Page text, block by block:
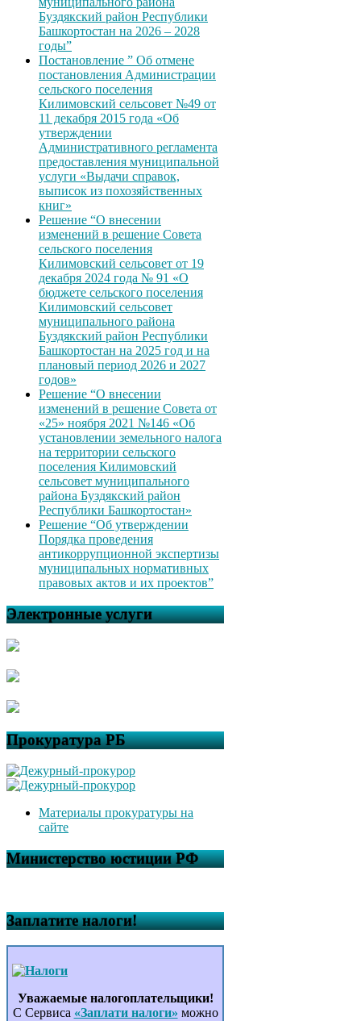
Буздякский район Республики
Башкортостан на 2026 – 2028
годы”
Постановление ” Об отмене
постановления Администрации
сельского поселения
Килимовский сельсовет №49 от
11 декабря 2015 года «Об
утверждении
Административного регламента
предоставления муниципальной
услуги «Выдачи справок,
выписок из похозяйственных
книг»
Решение “О внесении
изменений в решение Совета
сельского поселения
Килимовский сельсовет от 19
декабря 2024 года № 91 «О
бюджете сельского поселения
Килимовский сельсовет
муниципального района
Буздякский район Республики
Башкортостан на 2025 год и на
плановый период 2026 и 2027
годов»
Решение “О внесении
изменений в решение Совета от
«25» ноября 2021 №146 «Об
установлении земельного налога
на территории сельского
поселения Килимовский
сельсовет муниципального
района Буздякский район
Республики Башкортостан»
Решение “Об утверждении
Порядка проведения
антикоррупционной экспертизы
муниципальных нормативных
правовых актов и их проектов”
Электронные услуги
Прокуратура РБ
Материалы прокуратуры на
сайте
Министерство юстиции РФ
Заплатите налоги!
Уважаемые налогоплательщики!
С Сервиса «Заплати налоги» можно